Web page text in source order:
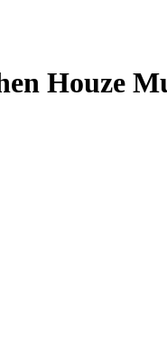
Houze